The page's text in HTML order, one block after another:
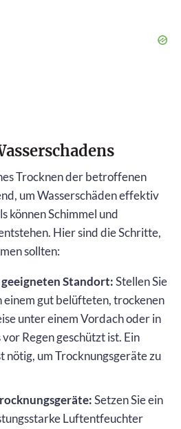
Trocknen der betroffenen
um Wasserschäden effektiv
können Schimmel und
Hier sind die Schritte,
sollten:
Standort:Stellen Sie
einem gut belüfteten, trockenen
unter einem Vordach oder in
Regen geschützt ist. Ein
nötig, um Trocknungsgeräte zu
Setzen Sie ein
Luftentfeuchter